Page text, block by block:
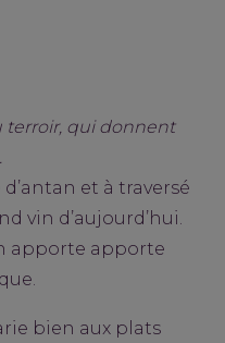
terroir, qui donnent
et à traversé
vin d’aujourd’hui.
apporte apporte
bien aux plats